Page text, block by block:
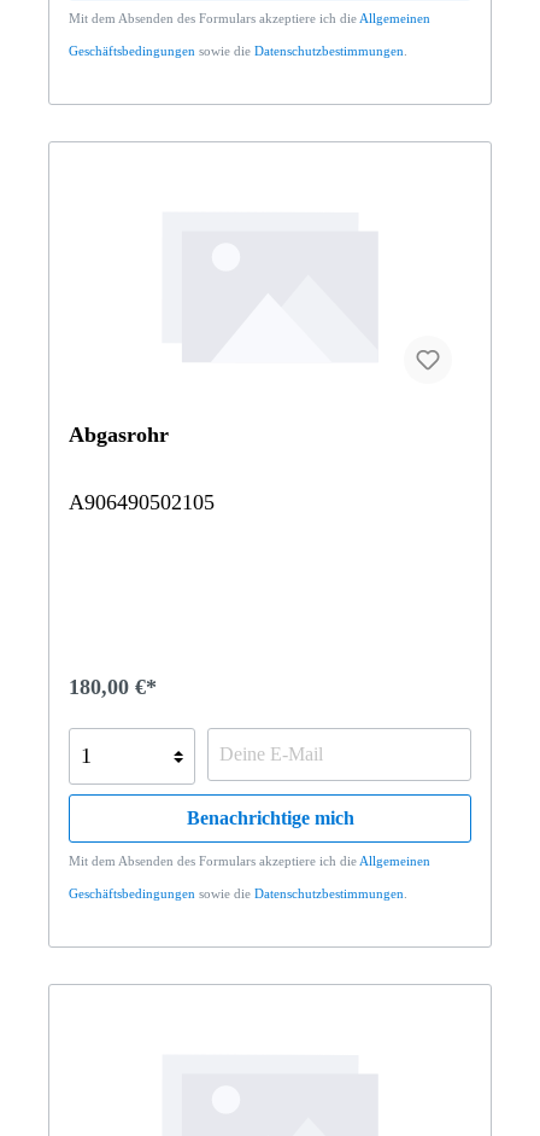
Mit dem Absenden des Formulars akzeptiere ich die Allgemeinen
Geschäftsbedingungen sowie die Datenschutzbestimmungen
Abgasrohr
A906490502105
180,00 €*
Benachrichtige mich
Mit dem Absenden des Formulars akzeptiere ich die Allgemeinen
Geschäftsbedingungen sowie die Datenschutzbestimmungen